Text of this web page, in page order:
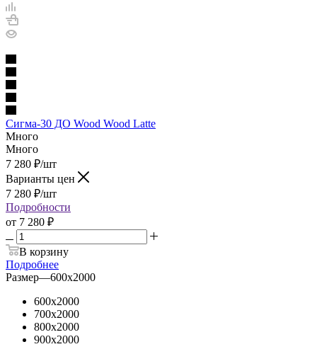
Сигма-30 ДО Wood Wood Latte
Много
Много
7 280 ₽/шт
Варианты цен
7 280 ₽/шт
Подробности
от 7 280 ₽
В корзину
Подробнее
Размер—600х2000
600х2000
700х2000
800х2000
900х2000